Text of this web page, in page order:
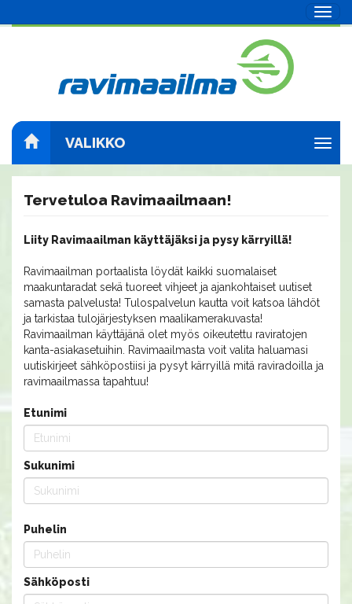
VALIKKO
Tervetuloa Ravimaailmaan!
Liity Ravimaailman käyttäjäksi ja pysy kärryillä!
Ravimaailman portaalista löydät kaikki suomalaiset
maakuntaradat sekä tuoreet vihjeet ja ajankohtaiset uutiset
samasta palvelusta! Tulospalvelun kautta voit katsoa lähdöt
ja tarkistaa tulojärjestyksen maalikamerakuvasta!
Ravimaailman käyttäjänä olet myös oikeutettu raviratojen
kanta-asiakasetuihin. Ravimaailmasta voit valita haluamasi
uutiskirjeet sähköpostiisi ja pysyt kärryillä mitä raviradoilla ja
ravimaailmassa tapahtuu!
Etunimi
Sukunimi
Puhelin
Sähköposti